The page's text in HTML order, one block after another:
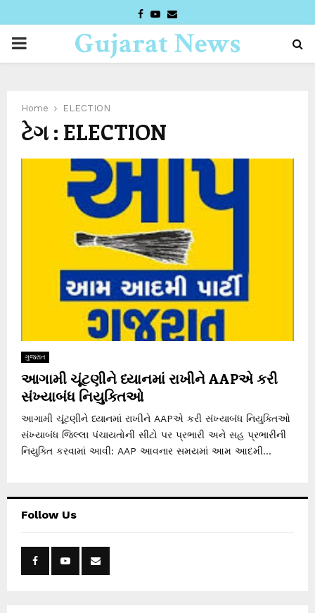
FACEBOOK
YOUTUBE
EMAIL
PRIMARYGujarat News
Home ELECTION
ટેગ : ELECTION
ગુજરાત
આગામી ચૂંટણીને ધ્યાનમાં રાખીને AAPએ કરી
સંખ્યાબંધ નિયુક્તિઓ
આગામી ચૂંટણીને ધ્યાનમાં રાખીને AAPએ કરી સંખ્યાબંધ નિયુક્તિઓ
સંખ્યાબંધ જિલ્લા પંચાયતોની સીટો પર પ્રભારી અને સહ પ્રભારીની
નિયુક્તિ કરવામાં આવી: AAP આવનાર સમયમાં આમ આદમી...
Follow Us